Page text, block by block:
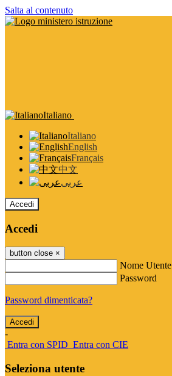
Salta al contenuto
Italiano
Italiano
English
Français
中文
عربى
Accedi
Accedi
button close ×
Nome Utente
Password
Password dimenticata?
-
Entra con SPID Entra con CIE
Seleziona utente